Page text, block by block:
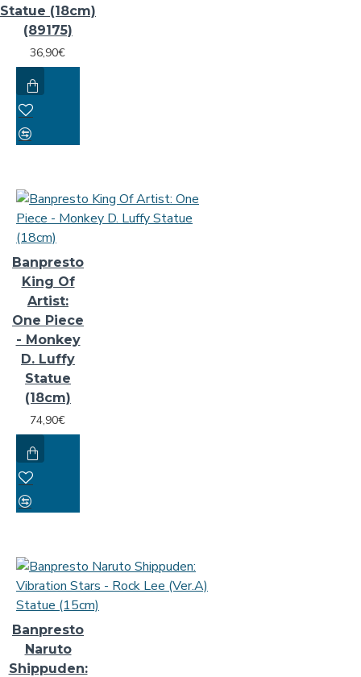
Statue (18cm)
(89175)
36,90€
Banpresto
King Of
Artist:
One Piece
- Monkey
D. Luffy
Statue
(18cm)
74,90€
Banpresto
Naruto
Shippuden: